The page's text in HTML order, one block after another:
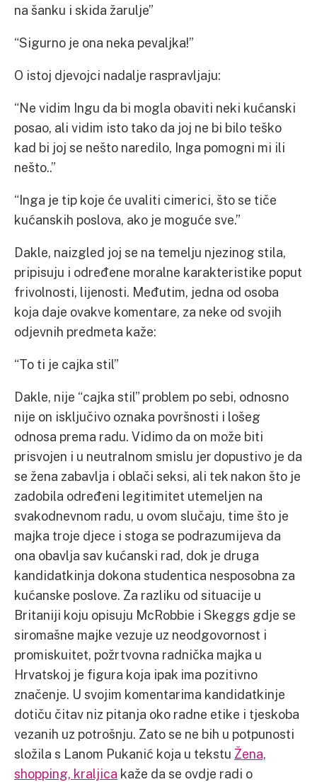
na šanku i skida žarulje”
“Sigurno je ona neka pevaljka!”
O istoj djevojci nadalje raspravljaju:
“Ne vidim Ingu da bi mogla obaviti neki kućanski
posao, ali vidim isto tako da joj ne bi bilo teško
kad bi joj se nešto naredilo, Inga pomogni mi ili
nešto..”
“Inga je tip koje će uvaliti cimerici, što se tiče
kućanskih poslova, ako je moguće sve.”
Dakle, naizgled joj se na temelju njezinog stila,
pripisuju i određene moralne karakteristike poput
frivolnosti, lijenosti. Međutim, jedna od osoba
koja daje ovakve komentare, za neke od svojih
odjevnih predmeta kaže:
“To ti je cajka stil”
Dakle, nije “cajka stil” problem po sebi, odnosno
nije on isključivo oznaka površnosti i lošeg
odnosa prema radu. Vidimo da on može biti
prisvojen i u neutralnom smislu jer dopustivo je da
se žena zabavlja i oblači seksi, ali tek nakon što je
zadobila određeni legitimitet utemeljen na
svakodnevnom radu, u ovom slučaju, time što je
majka troje djece i stoga se podrazumijeva da
ona obavlja sav kućanski rad, dok je druga
kandidatkinja dokona studentica nesposobna za
kućanske poslove. Za razliku od situacije u
Britaniji koju opisuju McRobbie i Skeggs gdje se
siromašne majke vezuje uz neodgovornost i
promiskuitet, požrtvovna radnička majka u
Hrvatskoj je figura koja ipak ima pozitivno
značenje. U svojim komentarima kandidatkinje
dotiču čitav niz pitanja oko radne etike i tjeskoba
vezanih uz potrošnju. Zato se ne bih u potpunosti
složila s Lanom Pukanić koja u tekstu Žena,
shopping, kraljica kaže da se ovdje radi o